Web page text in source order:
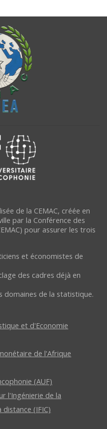
de la CEMAC, créée en
par la Conférence des
pour assurer les trois
et économistes de
des cadres déjà en
domaines de la statistique.
et d'Economie
de l'Afrique
(AUF)
l'Ingénierie de la
(IFIC)